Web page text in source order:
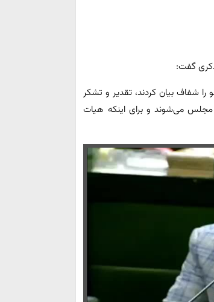
گفت:
را شفاف بیان کردند، تقدیر و تشکر
می‌شوند و برای اینکه هیات